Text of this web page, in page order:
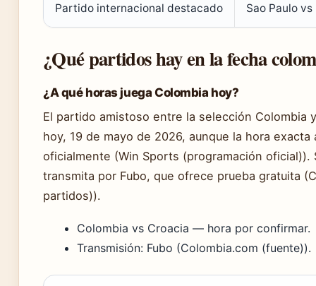
Partido internacional destacado Sao Paulo
¿Qué partidos hay en la fecha
¿A qué horas juega Colombia hoy?
El partido amistoso entre la selección Colombia
hoy, 19 de mayo de 2026, aunque la hora
oficialmente (Win Sports (programación
transmita por Fubo, que ofrece prueba gratuita
partidos)).
Colombia vs Croacia — hora por confirmar.
Transmisión: Fubo (Colombia.com (fuente)).